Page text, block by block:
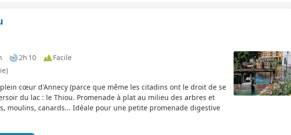
2h 10
Facile
cœur d'Annecy (parce que même les citadins ont le droit de se
du lac : le Thiou. Promenade à plat au milieu des arbres et
moulins, canards... Idéale pour une petite promenade digestive